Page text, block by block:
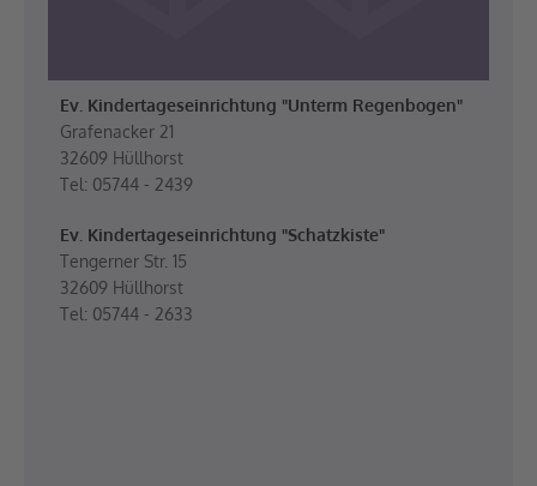
Ev. Kindertageseinrichtung "Unterm Regenbogen"
Grafenacker 21
32609 Hüllhorst
Tel: 05744 - 2439
Ev. Kindertageseinrichtung "Schatzkiste"
Tengerner Str. 15
32609 Hüllhorst
Tel: 05744 - 2633